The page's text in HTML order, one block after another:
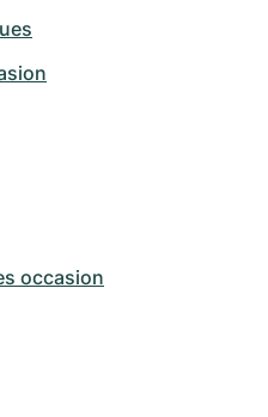
occasion